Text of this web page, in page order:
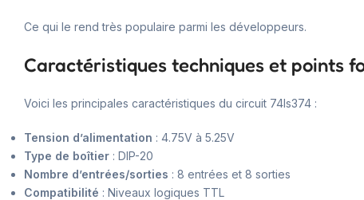
Ce qui le rend très populaire parmi les développeurs.
Caractéristiques techniques et points
Voici les principales caractéristiques du circuit 74ls374 :
Tension d’alimentation : 4.75V à 5.25V
Type de boîtier : DIP-20
Nombre d’entrées/sorties : 8 entrées et 8 sorties
Compatibilité : Niveaux logiques TTL